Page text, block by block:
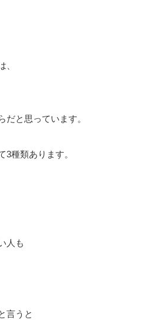
、
だと思っています。
3種類あります。
人も
言うと